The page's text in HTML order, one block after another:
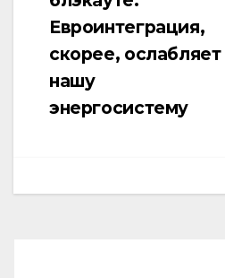
записям
Евроинтеграция,
скорее, ослабляет
нашу
энергосистему